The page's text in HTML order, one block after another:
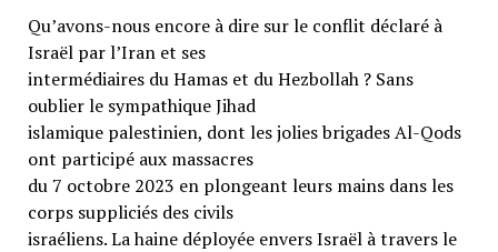
Qu’avons-nous encore à dire sur le conflit déclaré à
Israël par l’Iran et ses
intermédiaires du Hamas et du Hezbollah ? Sans
oublier le sympathique Jihad
islamique palestinien, dont les jolies brigades Al-Qods
ont participé aux massacres
du 7 octobre 2023 en plongeant leurs mains dans les
corps suppliciés des civils
israéliens. La haine déployée envers Israël à travers le